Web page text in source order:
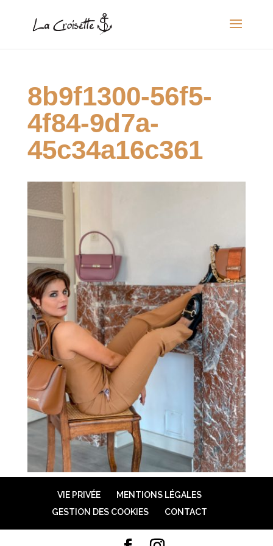
8b9f1300-56f5-
4f84-9d7a-
45c34a16c361
VIE PRIVÉE
MENTIONS LÉGALES
GESTION DES COOKIES
CONTACT